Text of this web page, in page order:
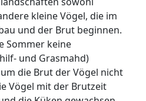
kleine Vögel, die im
und der Brut beginnen.
Sommer keine
und Grasmahd)
die Brut der Vögel nicht
Vögel mit der Brutzeit